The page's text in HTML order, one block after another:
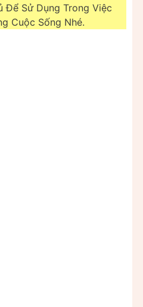
Để Sử Dụng Trong Việc
Cuộc Sống Nhé.